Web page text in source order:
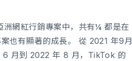
網紅行銷專案中，共有¼ 都是在
也有顯著的成長。 從 2021 年9月
6 月到 2022 年 8 月，TikTok 的